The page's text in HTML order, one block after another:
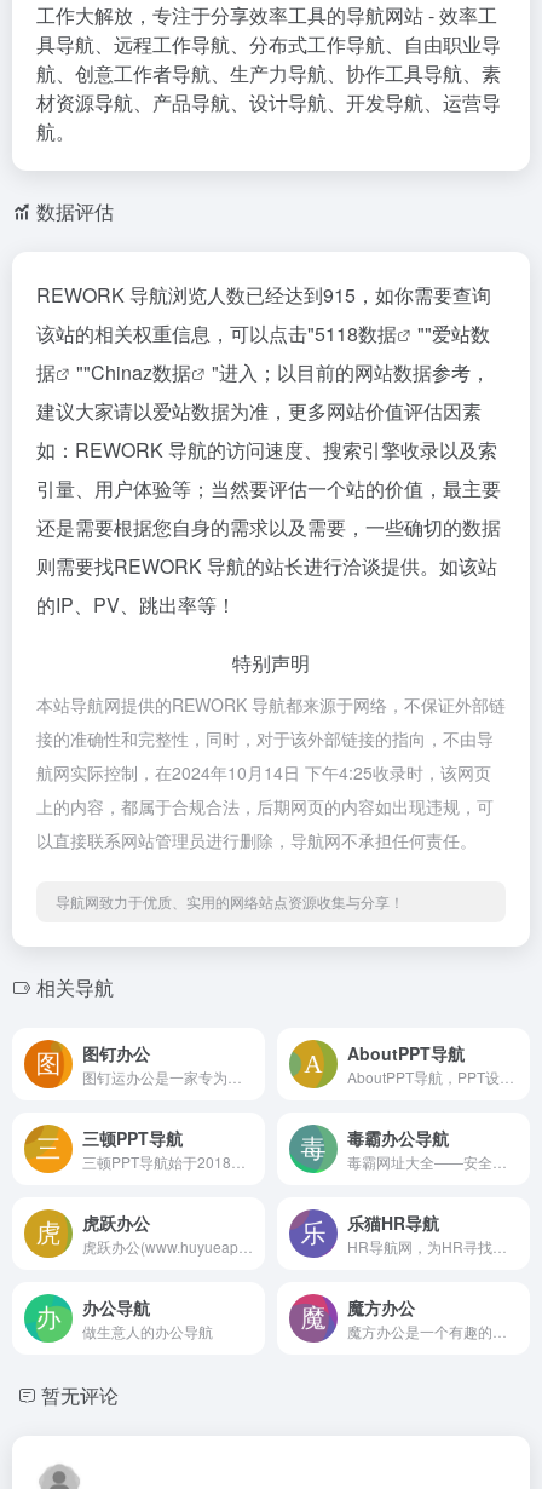
工作大解放，专注于分享效率工具的导航网站 - 效率工
具导航、远程工作导航、分布式工作导航、自由职业导
航、创意工作者导航、生产力导航、协作工具导航、素
材资源导航、产品导航、设计导航、开发导航、运营导
航。
数据评估
REWORK 导航浏览人数已经达到915，如你需要查询
该站的相关权重信息，可以点击"5118数据 ""爱站数
据
""Chinaz数据
"进入；以目前的网站数据参考，
建议大家请以爱站数据为准，更多网站价值评估因素
如：REWORK 导航的访问速度、搜索引擎收录以及索
引量、用户体验等；当然要评估一个站的价值，最主要
还是需要根据您自身的需求以及需要，一些确切的数据
则需要找REWORK 导航的站长进行洽谈提供。如该站
的IP、PV、跳出率等！
特别声明
本站导航网提供的REWORK 导航都来源于网络，不保证外部链
接的准确性和完整性，同时，对于该外部链接的指向，不由导
航网实际控制，在2024年10月14日 下午4:25收录时，该网页
上的内容，都属于合规合法，后期网页的内容如出现违规，可
以直接联系网站管理员进行删除，导航网不承担任何责任。
导航网致力于优质、实用的网络站点资源收集与分享！
相关导航
图钉办公 AboutPPT导航
三顿PPT导航 毒霸办公导航
虎跃办公 乐猫HR导航
办公导航
做生意人的办公导航
魔方办公
暂无评论